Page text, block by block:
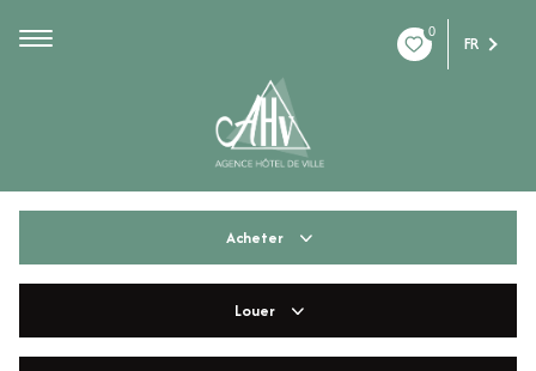
0
FR
Acheter
De l'immo pro
Louer